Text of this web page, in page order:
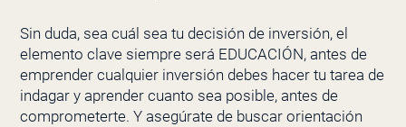
Sin duda, sea cuál sea tu decisión de inversión, el
elemento clave siempre será EDUCACIÓN, antes de
emprender cualquier inversión debes hacer tu tarea de
indagar y aprender cuanto sea posible, antes de
comprometerte. Y asegúrate de buscar orientación